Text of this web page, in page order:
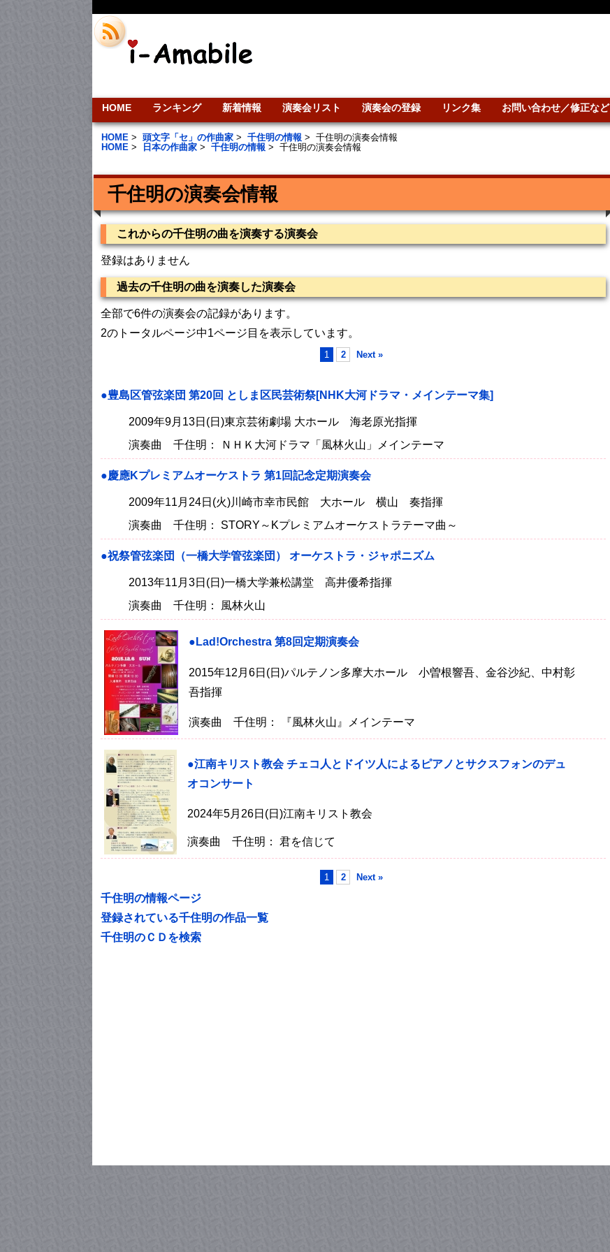
HOME ランキング 新着情報 演奏会リスト 演奏会の登録 リンク集 お問い合わせ／修正など
HOME > 頭文字「セ」の作曲家 > 千住明の情報 > 千住明の演奏会情報
HOME > 日本の作曲家 > 千住明の情報 > 千住明の演奏会情報
千住明の演奏会情報
これからの千住明の曲を演奏する演奏会
登録はありません
過去の千住明の曲を演奏した演奏会
全部で6件の演奏会の記録があります。
2のトータルページ中1ページ目を表示しています。
1 2 Next »
●豊島区管弦楽団 第20回 としま区民芸術祭[NHK大河ドラマ・メインテーマ集]
2009年9月13日(日)東京芸術劇場 大ホール 海老原光指揮
演奏曲 千住明： ＮＨＫ大河ドラマ「風林火山」メインテーマ
●慶應Kプレミアムオーケストラ 第1回記念定期演奏会
2009年11月24日(火)川崎市幸市民館 大ホール 横山 奏指揮
演奏曲 千住明： STORY～Kプレミアムオーケストラテーマ曲～
●祝祭管弦楽団（一橋大学管弦楽団） オーケストラ・ジャポニズム
2013年11月3日(日)一橋大学兼松講堂 高井優希指揮
演奏曲 千住明： 風林火山
●Lad!Orchestra 第8回定期演奏会
2015年12月6日(日)パルテノン多摩大ホール 小曽根響吾、金谷沙紀、中村彰
吾指揮
演奏曲 千住明： 『風林火山』メインテーマ
●江南キリスト教会 チェコ人とドイツ人によるピアノとサクスフォンのデュ
オコンサート
2024年5月26日(日)江南キリスト教会
演奏曲 千住明： 君を信じて
1 2 Next »
千住明の情報ページ
登録されている千住明の作品一覧
千住明のＣＤを検索